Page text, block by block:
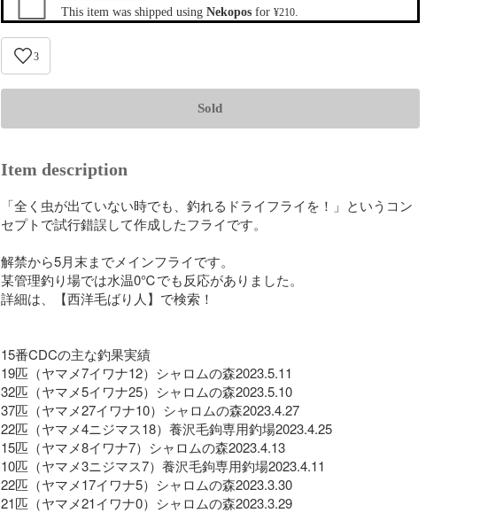
This item was shipped using Nekoposfor ¥210.
3
Sold
Item description
「全く虫が出ていない時でも、釣れるドライフライを！」というコン
セプトで試行錯誤して作成したフライです。
解禁から5月末までメインフライです。
某管理釣り場では水温0℃でも反応がありました。
詳細は、【西洋毛ばり人】で検索！
15番CDCの主な釣果実績
19匹（ヤマメ7イワナ12）シャロムの森2023.5.11
32匹（ヤマメ5イワナ25）シャロムの森2023.5.10
37匹（ヤマメ27イワナ10）シャロムの森2023.4.27
22匹（ヤマメ4ニジマス18）養沢毛鉤専用釣場2023.4.25
15匹（ヤマメ8イワナ7）シャロムの森2023.4.13
10匹（ヤマメ3ニジマス7）養沢毛鉤専用釣場2023.4.11
22匹（ヤマメ17イワナ5）シャロムの森2023.3.30
21匹（ヤマメ21イワナ0）シャロムの森2023.3.29